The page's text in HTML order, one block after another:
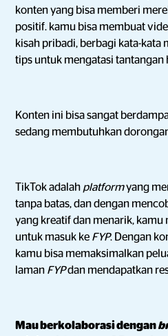
konten yang bisa memberi
positif. kamu bisa membuat
kisah pribadi, berbagi kata-kata
tips untuk mengatasi tantangan
Konten ini bisa sangat
sedang membutuhkan
TikTok adalah platformyang
tanpa batas, dan dengan
yang kreatif dan menarik,
untuk masuk ke FYP. Dengan
kamu bisa memaksimalkan
laman FYPdan mendapatkan
Mau berkolaborasi dengan